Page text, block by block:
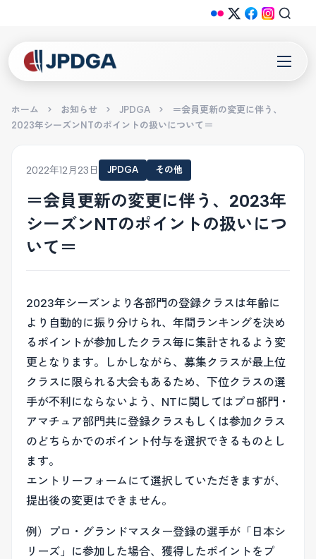
ホーム > お知らせ > JPDGA >
＝会員更新の変更に伴う、
2023年シーズンNTのポイントの扱いについて＝
2022年12月23日 JPDGA その他
＝会員更新の変更に伴う、2023年
シーズンNTのポイントの扱いにつ
いて＝
2023年シーズンより各部門の登録クラスは年齢に
より自動的に振り分けられ、年間ランキングを決め
るポイントが参加したクラス毎に集計されるよう変
更となります。しかしながら、募集クラスが最上位
クラスに限られる大会もあるため、下位クラスの選
手が不利にならないよう、NTに関してはプロ部門・
アマチュア部門共に登録クラスもしくは参加クラス
のどちらかでのポイント付与を選択できるものとし
ます。
エントリーフォームにて選択していただきますが、
提出後の変更はできません。
例）プロ・グランドマスター登録の選手が「日本シ
リーズ」に参加した場合、獲得したポイントをプ